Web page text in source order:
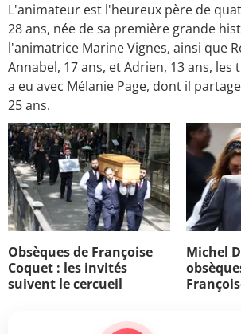
L'animateur est l'heureux père de
28 ans, née de sa première grande
l'animatrice Marine Vignes, ainsi que
Annabel, 17 ans, et Adrien, 13 ans,
a eu avec Mélanie Page, dont il
25 ans.
Obsèques de Françoise
Coquet : les invités
suivent le cercueil
Michel